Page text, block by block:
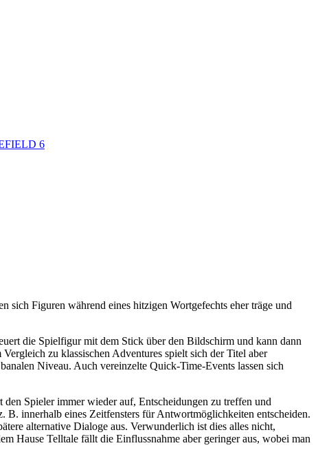
6
sich Figuren während eines hitzigen Wortgefechts eher träge und
die Spielfigur mit dem Stick über den Bildschirm und kann dann
zu klassischen Adventures spielt sich der Titel aber
Niveau. Auch vereinzelte Quick-Time-Events lassen sich
Spieler immer wieder auf, Entscheidungen zu treffen und
B. innerhalb eines Zeitfensters für Antwortmöglichkeiten entscheiden.
alternative Dialoge aus. Verwunderlich ist dies alles nicht,
Hause Telltale fällt die Einflussnahme aber geringer aus, wobei man